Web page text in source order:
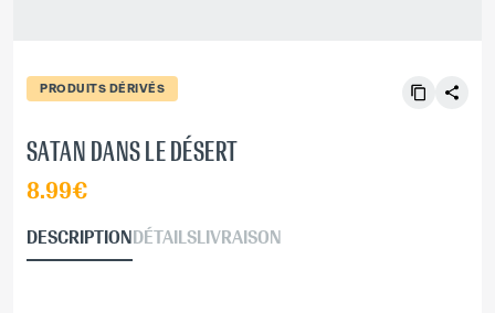
PRODUITS DÉRIVÉS
SATAN DANS LE DÉSERT
8.99€
DESCRIPTIONDÉTAILSLIVRAISON